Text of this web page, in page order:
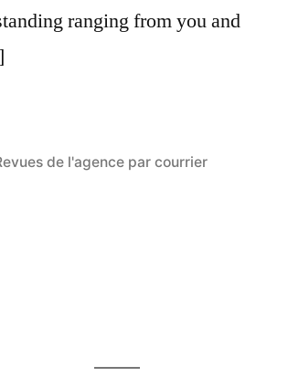
ranging from you and
de l'agence par courrier